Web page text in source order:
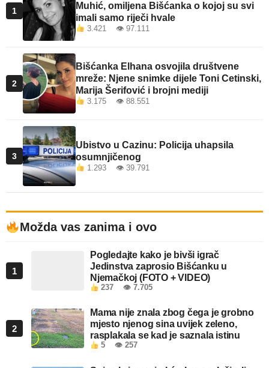
1
Muhić, omiljena Bišćanka o kojoj su svi
imali samo riječi hvale
3.421 👁 97.111
2
Bišćanka Elhana osvojila društvene
mreže: Njene snimke dijele Toni Cetinski,
Marija Šerifović i brojni mediji
3.175 👁 88.551
3
Ubistvo u Cazinu: Policija uhapsila
osumnjičenog
1.293 👁 39.791
Možda vas zanima i ovo
1
Pogledajte kako je bivši igrač
Jedinstva zaprosio Bišćanku u
Njemačkoj (FOTO + VIDEO)
237 👁 7.705
2
Mama nije znala zbog čega je grobno
mjesto njenog sina uvijek zeleno,
rasplakala se kad je saznala istinu
5 👁 257